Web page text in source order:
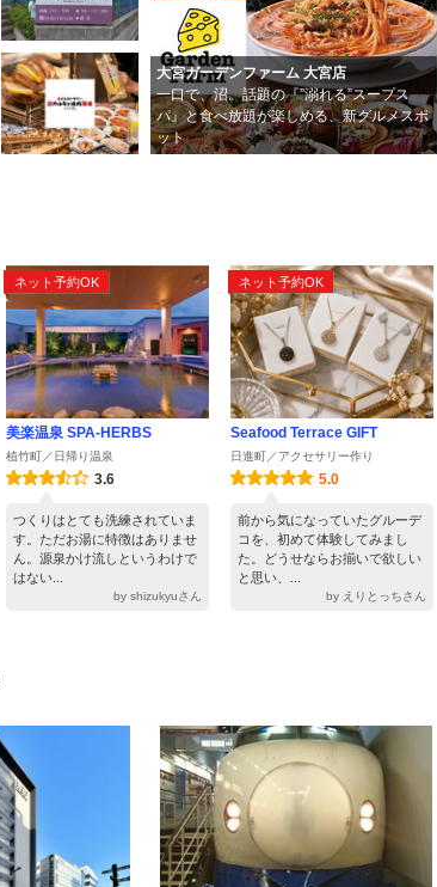
大宮ガーデンファーム 大宮店
一口で、沼。話題の『”溺れる”スープス
パ』と食べ放題が楽しめる、新グルメスポ
ット
ネット予約OK
美楽温泉 SPA-HERBS
植竹町／日帰り温泉
3.6
つくりはとても洗練されていま
す。ただお湯に特徴はありませ
ん。源泉かけ流しというわけで
はない...
by shizukyuさん
ネット予約OK
Seafood Terrace GIFT
日進町／アクセサリー作り
5.0
前から気になっていたグルーデ
コを、初めて体験してみまし
た。どうせならお揃いで欲しい
と思い、...
by えりとっちさん